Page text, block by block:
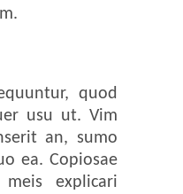
quod
usu ut. Vim
an, sumo
ea. Copiosae
explicari